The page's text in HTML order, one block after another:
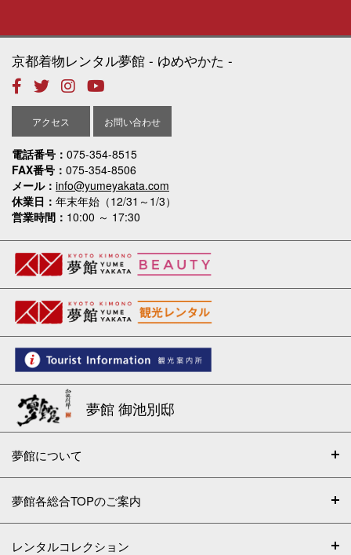
電話番号
075-354-8515
FAX番号
075-354-8506
メール
info@yumeyakata.com
休業日
年末年始（12/31～1/3）
営業時間
10:00 ～ 17:30
京都着物レンタル夢館 ゆめやかた
アクセス お問い合わせ
夢館 御池別邸
夢館について
夢館各総合TOPのご案内
レンタルコレクション